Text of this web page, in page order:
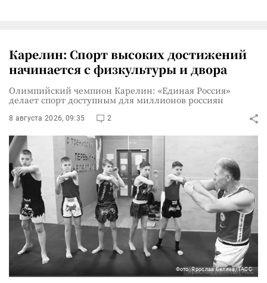
Карелин: Спорт высоких достижений
начинается с физкультуры и двора
Олимпийский чемпион Карелин: «Единая Россия»
делает спорт доступным для миллионов россиян
8 августа 2026, 09:35 2
Фото: Ярослав Беляев/ТАСС